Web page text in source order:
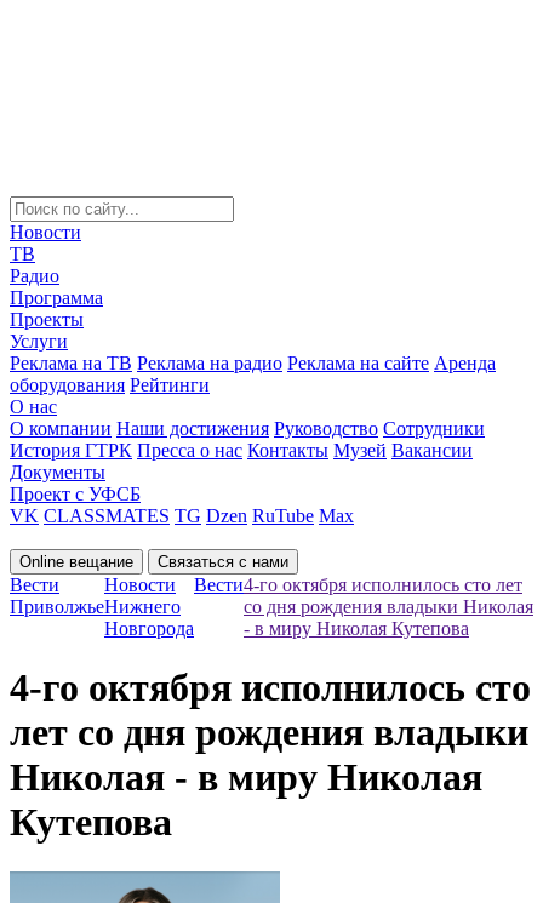
Новости
ТВ
Радио
Программа
Проекты
Услуги
Реклама на ТВ Реклама на радио Реклама на сайте Аренда
оборудования Рейтинги
О нас
О компании Наши достижения Руководство Сотрудники
История ГТРК Пресса о нас Контакты Музей Вакансии
Документы
Проект с УФСБ
VK CLASSMATES TG Dzen RuTube Max
Online вещание Связаться с нами
Вести
Приволжье
Новости
Нижнего
Новгорода
Вести4-го октября исполнилось сто лет
со дня рождения владыки Николая
- в миру Николая Кутепова
4-го октября исполнилось сто
лет со дня рождения владыки
Николая - в миру Николая
Кутепова